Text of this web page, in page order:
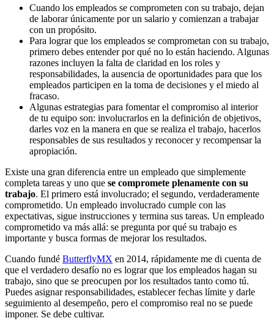
Cuando los empleados se comprometen con su trabajo, dejan
de laborar únicamente por un salario y comienzan a trabajar
con un propósito.
Para lograr que los empleados se comprometan con su trabajo,
primero debes entender por qué no lo están haciendo. Algunas
razones incluyen la falta de claridad en los roles y
responsabilidades, la ausencia de oportunidades para que los
empleados participen en la toma de decisiones y el miedo al
fracaso.
Algunas estrategias para fomentar el compromiso al interior
de tu equipo son: involucrarlos en la definición de objetivos,
darles voz en la manera en que se realiza el trabajo, hacerlos
responsables de sus resultados y reconocer y recompensar la
apropiación.
Existe una gran diferencia entre un empleado que simplemente
completa tareas y uno que se compromete plenamente con su
trabajo. El primero está involucrado; el segundo, verdaderamente
comprometido. Un empleado involucrado cumple con las
expectativas, sigue instrucciones y termina sus tareas. Un empleado
comprometido va más allá: se pregunta por qué su trabajo es
importante y busca formas de mejorar los resultados.
Cuando fundé ButterflyMX en 2014, rápidamente me di cuenta de
que el verdadero desafío no es lograr que los empleados hagan su
trabajo, sino que se preocupen por los resultados tanto como tú.
Puedes asignar responsabilidades, establecer fechas límite y darle
seguimiento al desempeño, pero el compromiso real no se puede
imponer. Se debe cultivar.